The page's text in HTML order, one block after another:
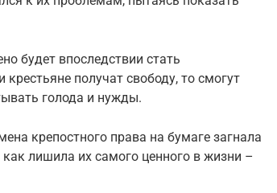
будет впоследствии стать
получат свободу, то смогут
голода и нужды.
крепостного права на бумаге загнала
лишила их самого ценного в жизни –